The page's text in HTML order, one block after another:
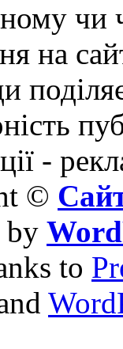
чи
на
-
©
by
to